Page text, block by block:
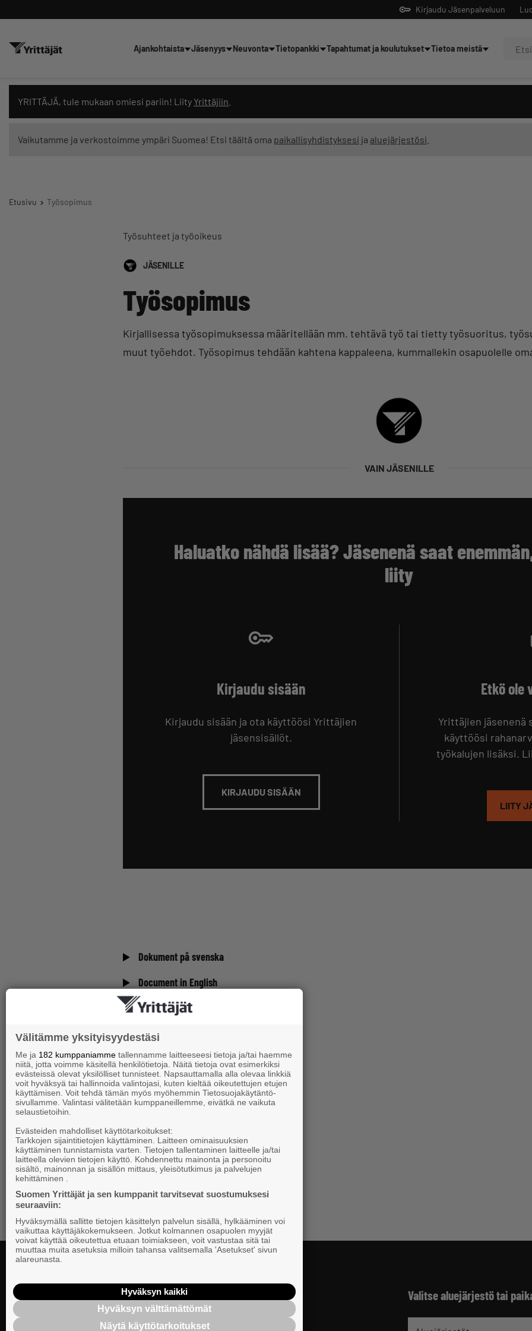
Kirjaudu Jäsenpalveluun
Ajankohtaista Jäsenyys Neuvonta Tietopankki Tapahtumat ja koulutukset Tietoa meistä
YRITTÄJÄ, tule mukaan omiesi pariin! Liity Yrittäjiin
Vaikutamme ja verkostoimme ympäri Suomea! Etsi täältä oma paikallisyhdistyksesi ja aluejärjestösi
Etusivu Työsopimus
Työsuhteet ja työoikeus
JÄSENILLE
Työsopimus
Kirjallisessa työsopimuksessa määritellään mm. tehtävä työ tai tietty työsuoritus,
muut työehdot. Työsopimus tehdään kahtena kappaleena, kummallekin osapuolelle
VAIN JÄSENILLE
Haluatko nähdä lisää? Jäsenenä saat
liity
Kirjaudu sisään
Kirjaudu sisään ja ota käyttöösi Yrittäjien
jäsensisällöt.
KIRJAUDU SISÄÄN
Etkö ole
Yrittäjien jäsenenä
käyttöösi
työkalujen lisäksi.
LIITY
Dokument på svenska
Document in English
Suomen Yrittäjät
Valitse aluejärjestö tai
Hae sivustolta tai kysy suoraan Yrittäjien tekoälyltä
Välitämme yksityisyydestäsi
Me ja 182 kumppaniamme tallennamme laitteeseesi tietoja ja/tai haemme
niitä, jotta voimme käsitellä henkilötietoja. Näitä tietoja ovat esimerkiksi
evästeissä olevat yksilölliset tunnisteet. Napsauttamalla alla olevaa linkkiä
voit hyväksyä tai hallinnoida valintojasi, kuten kieltää oikeutettujen etujen
käyttämisen. Voit tehdä tämän myös myöhemmin Tietosuojakäytäntö-
sivullamme. Valintasi välitetään kumppaneillemme, eivätkä ne vaikuta
selaustietoihin.
Evästeiden mahdolliset käyttötarkoitukset:
Tarkkojen sijaintitietojen käyttäminen. Laitteen ominaisuuksien
käyttäminen tunnistamista varten. Tietojen tallentaminen laitteelle ja/tai
laitteella olevien tietojen käyttö. Kohdennettu mainonta ja personoitu
sisältö, mainonnan ja sisällön mittaus, yleisötutkimus ja palvelujen
kehittäminen .
Suomen Yrittäjät ja sen kumppanit tarvitsevat suostumuksesi
seuraaviin:
Hyväksymällä sallitte tietojen käsittelyn palvelun sisällä, hylkääminen voi
vaikuttaa käyttäjäkokemukseen. Jotkut kolmannen osapuolen myyjät
voivat käyttää oikeutettua etuaan toimiakseen, voit vastustaa sitä tai
muuttaa muita asetuksia milloin tahansa valitsemalla 'Asetukset' sivun
alareunasta.
Hyväksyn kaikki
Hyväksyn välttämättömät
Näytä käyttötarkoitukset